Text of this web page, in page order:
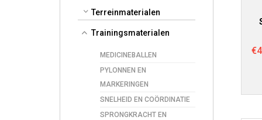
Terreinmaterialen
Trainingsmaterialen
MEDICINEBALLEN
PYLONNEN EN
MARKERINGEN
SNELHEID EN COÖRDINATIE
SPRONGKRACHT EN
€